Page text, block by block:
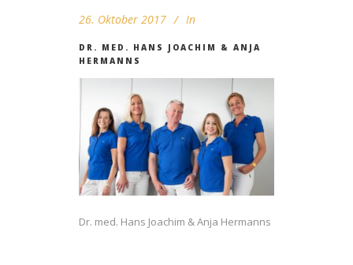
26. Oktober 2017 In
DR. MED. HANS JOACHIM & ANJA
HERMANNS
Dr. med. Hans Joachim & Anja Hermanns